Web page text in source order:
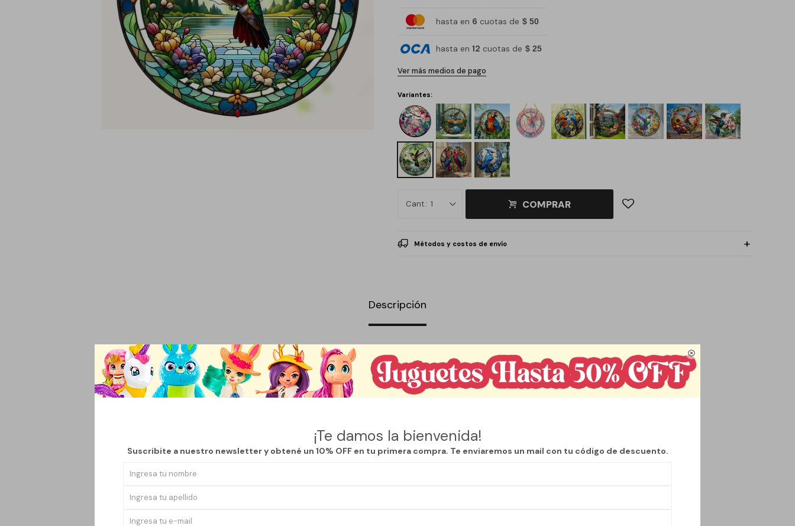

¡Te damos la bienvenida!
Suscribite a nuestro newsletter y obtené un 10% OFF en tu primera compra. Te enviaremos un mail con tu código de descuento.
hasta en 6 cuotas de $ 50
hasta en 12 cuotas de $ 25
Ver más medios de pago
Variantes:
1 COMPRAR
Métodos y costos de envío
Descripción
Colgante de ventana en acrílico estilo vitral. Elaborado en acrílico de alta calidad, con diseño impreso a doble cara.
Su acabado brillante y colores vibrantes aportan calidez y estilo a cualquier ambiente. Ideal para ventanas,
balcones o espacios exteriores protegidos.
Incluye: 1 colgante de ventana
* Retire lamina protectora opaca.